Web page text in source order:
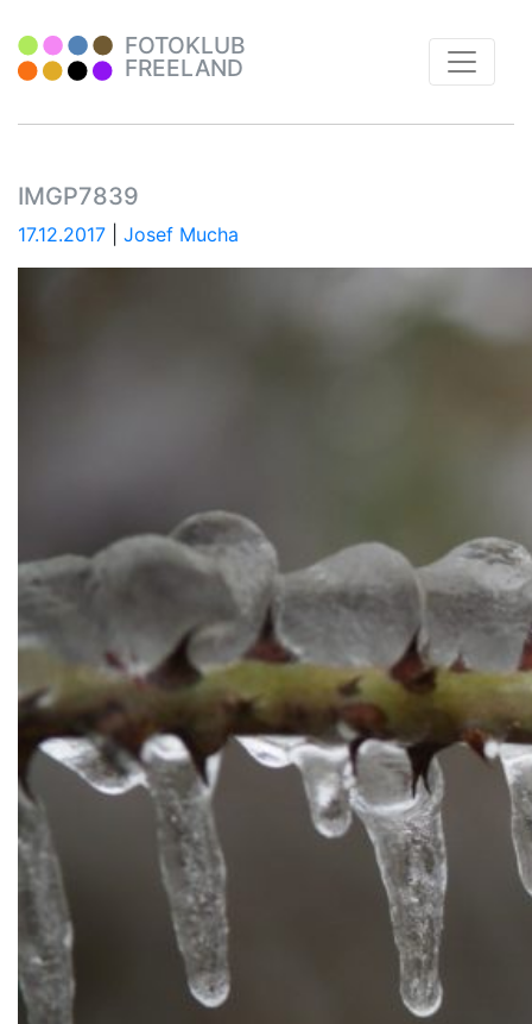
FOTOKLUB
FREELAND
IMGP7839
17.12.2017 Josef Mucha